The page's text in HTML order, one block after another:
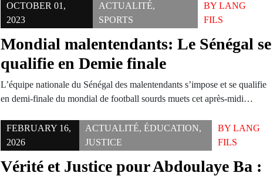
OCTOBER 01,
2023
ACTUALITÉ,
SPORTS
BYLANG
FILS
Mondial malentendants: Le Sénégal se
qualifie en Demie finale
L’équipe nationale du Sénégal des malentendants s’impose et se qualifie
en demi-finale du mondial de football sourds muets cet après-midi…
FEBRUARY 16,
2026
ACTUALITÉ, ÉDUCATION,
JUSTICE
BYLANG
FILS
Vérité et Justice pour Abdoulaye Ba :